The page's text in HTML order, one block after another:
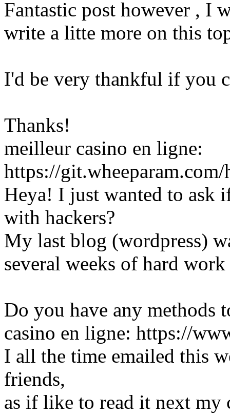
Fantastic post however , I
write a litte more on this
I'd be very thankful if you
Thanks!
meilleur casino en ligne:
https://
Heya! I just wanted to ask
with hackers?
My last blog (wordpress)
several weeks of hard
Do you have any methods
casino en ligne: https://
I all the time emailed this
friends,
as if like to read it next my